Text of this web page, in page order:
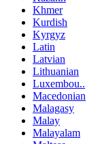
Khmer
Kurdish
Kyrgyz
Latin
Latvian
Lithuanian
Luxembou..
Macedonian
Malagasy
Malay
Malayalam